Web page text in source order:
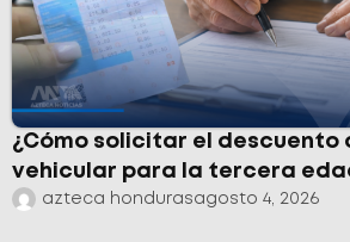
¿Cómo solicitar el descuento
vehicular para la tercera
azteca hondurasagosto 4, 2026